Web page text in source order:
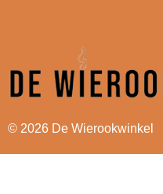
© 2026 De Wierookwinkel